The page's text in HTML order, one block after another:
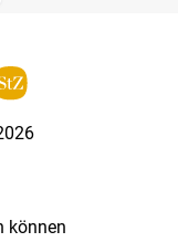
können